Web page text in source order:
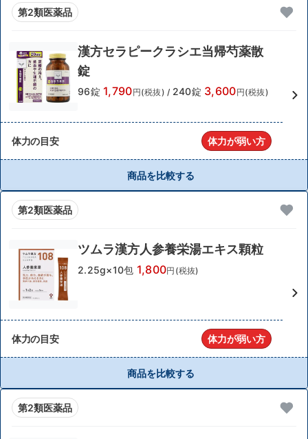
第2類医薬品
漢方セラピークラシエ当帰芍薬散
錠
96錠 1,790円(税抜) / 240錠 3,600円(税抜)
体力の目安 体力が弱い方
商品を比較する
第2類医薬品
ツムラ漢方人参養栄湯エキス顆粒
2.25g×10包 1,800円(税抜)
体力の目安 体力が弱い方
商品を比較する
第2類医薬品